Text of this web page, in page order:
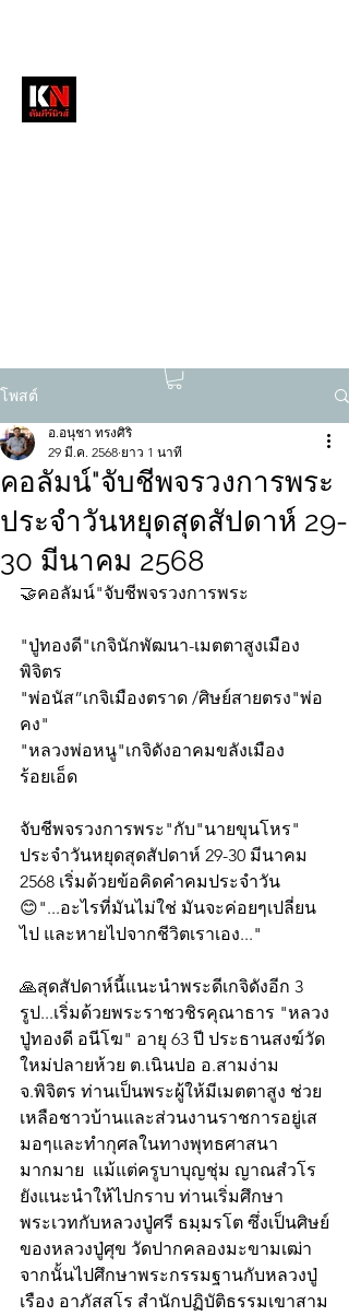
โพสต์
คอลัมน์"จับชีพจรวงการพระ
ประจำวันหยุดสุดสัปดาห์ 29-
30 มีนาคม 2568
อ.อนุชา ทรงศิริ
29 มี.ค. 2568 ยาว 1 นาที
🤝คอลัมน์"จับชีพจรวงการพระ
"ปู่ทองดี"เกจินักพัฒนา-เมตตาสูงเมือง
พิจิตร
"พ่อนัส”เกจิเมืองตราด /ศิษย์สายตรง"พ่อ
คง"
"หลวงพ่อหนู"เกจิดังอาคมขลังเมือง
ร้อยเอ็ด
จับชีพจรวงการพระ"กับ"นายขุนโหร"
ประจำวันหยุดสุดสัปดาห์ 29-30 มีนาคม
2568 เริ่มด้วยข้อคิดคำคมประจำวัน
😊"...อะไรที่มันไม่ใช่ มันจะค่อยๆเปลี่ยน
ไป และหายไปจากชีวิตเราเอง..."
🙏สุดสัปดาห์นี้แนะนำพระดีเกจิดังอีก 3
รูป...เริ่มด้วยพระราชวชิรคุณาธาร "หลวง
ปู่ทองดี อนีโฆ" อายุ 63 ปี ประธานสงฆ์วัด
ใหม่ปลายห้วย ต.เนินปอ อ.สามง่าม
จ.พิจิตร ท่านเป็นพระผู้ให้มีเมตตาสูง ช่วย
เหลือชาวบ้านและส่วนงานราชการอยู่เส
มอๆและทำกุศลในทางพุทธศาสนา
มากมาย  แม้แต่ครูบาบุญชุ่ม ญาณสํวโร
ยังแนะนำให้ไปกราบ ท่านเริ่มศึกษา
พระเวทกับหลวงปู่ศรี ธมฺมรโต ซึ่งเป็นศิษย์
ของหลวงปู่ศุข วัดปากคลองมะขามเฒ่า
จากนั้นไปศึกษาพระกรรมฐานกับหลวงปู่
เรือง อาภัสสโร สำนักปฏิบัติธรรมเขาสาม